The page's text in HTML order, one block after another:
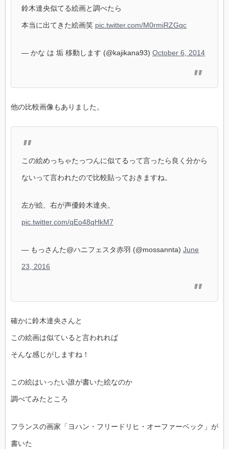
鈴木達央似てる絵画と調べたら
本当に出てきた絵画笑 pic.twitter.com/M0rmiRZGqc
— かな は 垢 移動します (@kajikana93) October 6, 2014
他の比較画像もありました。
この絵めっちゃたっつんに似てるって言ったら良く分から
ないって言われたので比較貼っておきますね。
左が絵、右が声優鈴木達央。
pic.twitter.com/qEo48qHkM7
— もっさんた@ハニフェスタ赤羽 (@mossannta) June
23, 2016
確かに鈴木達央さんと
この絵画は似ていると言われれば
そんな感じがしますね！
この絵はいったい誰が書いた絵なのか
調べてみたところ
フランスの画家「ヨハン・フリードリヒ・オーファーベック」が
書いた